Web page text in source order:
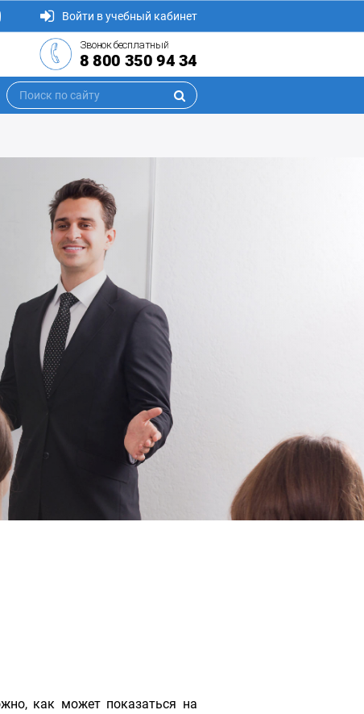
Войти в учебный кабинет
Звонок бесплатный
8 800 350 94 34
как может показаться на